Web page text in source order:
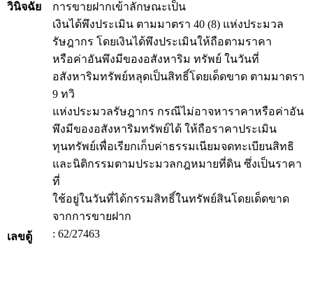
วินิจฉัย
การขายฝากเข้าลักษณะเป็น
เงินได้พึงประเมิน ตามมาตรา 40 (8) แห่งประมวล
รัษฎากร โดยเงินได้พึงประเมินให้ถือตามราคา
หรือค่าอันพึงมีของอสังหาริม ทรัพย์ ในวันที่
อสังหาริมทรัพย์หลุดเป็นสิทธิ์โดยเด็ดขาด ตามมาตรา
9 ทวิ
แห่งประมวลรัษฎากร กรณีไม่อาจหาราคาหรือค่าอัน
พึงมีของอสังหาริมทรัพย์ได้ ให้ถือราคาประเมิน
ทุนทรัพย์เพื่อเรียกเก็บค่าธรรมเนียมจดทะเบียนสิทธิ
และนิติกรรมตามประมวลกฎหมายที่ดิน ซึ่งเป็นราคา
ที่
ใช้อยู่ในวันที่ได้กรรมสิทธิ์ในทรัพย์สินโดยเด็ดขาด
จากการขายฝาก
เลขตู้
: 62/27463